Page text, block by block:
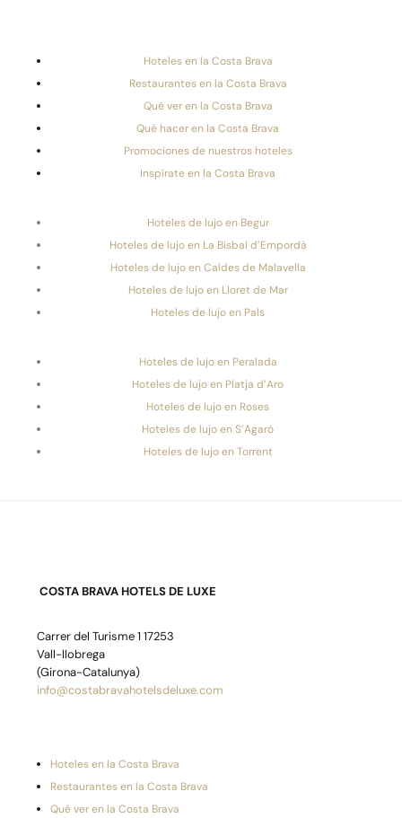
Hoteles en la Costa Brava
Restaurantes en la Costa Brava
Qué ver en la Costa Brava
Qué hacer en la Costa Brava
Promociones de nuestros hoteles
Inspírate en la Costa Brava
Hoteles de lujo en Begur
Hoteles de lujo en La Bisbal d’Empordà
Hoteles de lujo en Caldes de Malavella
Hoteles de lujo en Lloret de Mar
Hoteles de lujo en Pals
Hoteles de lujo en Peralada
Hoteles de lujo en Platja d’Aro
Hoteles de lujo en Roses
Hoteles de lujo en S’Agaró
Hoteles de lujo en Torrent
COSTA BRAVA HOTELS DE LUXE
Carrer del Turisme 1 17253
Vall-llobrega
(Girona-Catalunya)
info@costabravahotelsdeluxe.com
Hoteles en la Costa Brava
Restaurantes en la Costa Brava
Qué ver en la Costa Brava